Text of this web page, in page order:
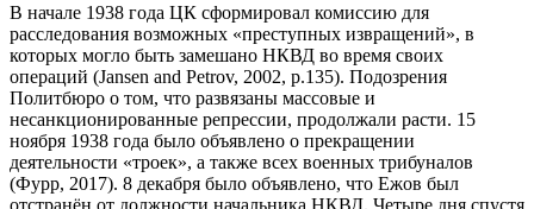
В начале 1938 года ЦК сформировал комиссию для
расследования возможных «преступных извращений», в
которых могло быть замешано НКВД во время своих
операций (Jansen and Petrov, 2002, p.135). Подозрения
Политбюро о том, что развязаны массовые и
несанкционированные репрессии, продолжали расти. 15
ноября 1938 года было объявлено о прекращении
деятельности «троек», а также всех военных трибуналов
(Фурр, 2017). 8 декабря было объявлено, что Ежов был
отстранён от должности начальника НКВД. Четыре дня спустя